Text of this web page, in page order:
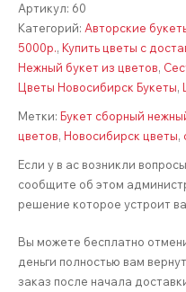
Артикул: 60
Категорий: Авторские
5000р., Купить цветы с
Нежный букет из цветов,
Цветы Новосибирск Букеты,
Метки: Букет сборный
цветов, Новосибирск цветы,
Если у в ас возникли
сообщите об этом
решение которое устроит
Вы можете бесплатно
деньги полностью вам
заказ после начала